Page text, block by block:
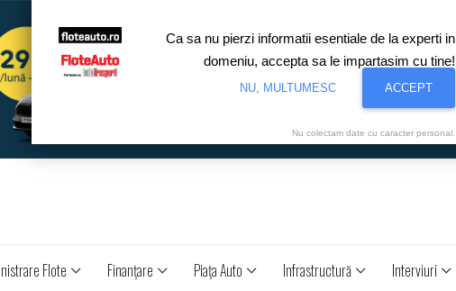
Flote Finanţare Piaţa Auto Infrastructură Interviuri
Ca sa nu pierzi informatii esentiale de la experti in
domeniu, accepta sa le impartasim cu tine!
NU, MULTUMESC ACCEPT
Nu colectam date cu caracter personal.